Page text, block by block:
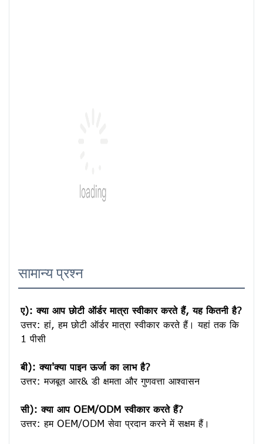
सामान्य प्रश्न
ए): क्या आप छोटी ऑर्डर मात्रा स्वीकार करते हैं, यह कितनी है?
उत्तर: हां, हम छोटी ऑर्डर मात्रा स्वीकार करते हैं। यहां तक ​​कि
1 पीसी
बी): क्या'क्या पाइन ऊर्जा का लाभ है?
उत्तर: मजबूत आर& डी क्षमता और गुणवत्ता आश्वासन
सी): क्या आप OEM/ODM स्वीकार करते हैं?
उत्तर: हम OEM/ODM सेवा प्रदान करने में सक्षम हैं।